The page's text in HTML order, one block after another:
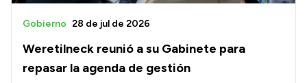
Weretilneck reunió a su Gabinete para
repasar la agenda de gestión
Gobierno 28 de jul de 2026